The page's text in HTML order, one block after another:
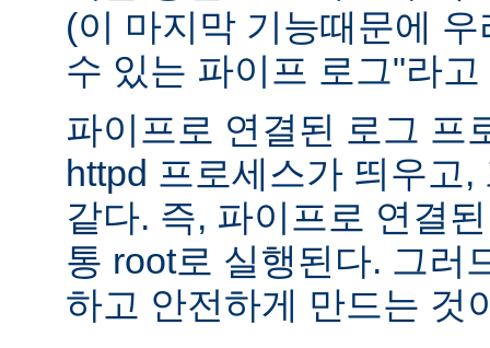
(이 마지막 기능때문에
수 있는 파이프 로그"라
파이프로 연결된 로그 프
httpd 프로세스가 띄우고
같다. 즉, 파이프로 연결
통 root로 실행된다. 그러
하고 안전하게 만드는 것